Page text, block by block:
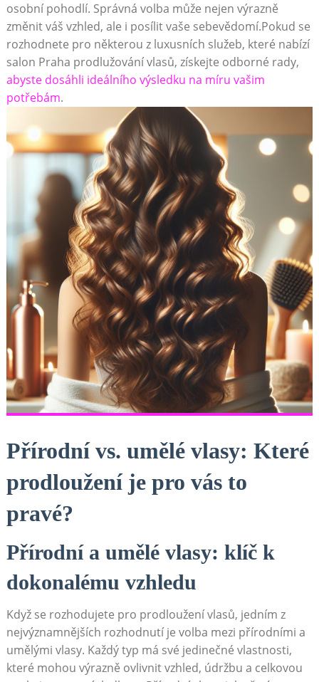
osobní pohodlí. Správná volba může nejen výrazně
změnit váš vzhled, ale i posílit vaše sebevědomí.Pokud se
rozhodnete pro některou z luxusních služeb, které nabízí
salon Praha prodlužování vlasů, získejte odborné rady,
abyste dosáhli ideálního výsledku na míru vašim
potřebám.
Přírodní vs. umělé vlasy: Které
prodloužení je pro vás to
pravé?
Přírodní a umělé vlasy: klíč k
dokonalému vzhledu
Když se rozhodujete pro prodloužení vlasů, jedním z
nejvýznamnějších rozhodnutí je volba mezi přírodními a
umělými vlasy. Každý typ má své jedinečné vlastnosti,
které mohou výrazně ovlivnit vzhled, údržbu a celkovou